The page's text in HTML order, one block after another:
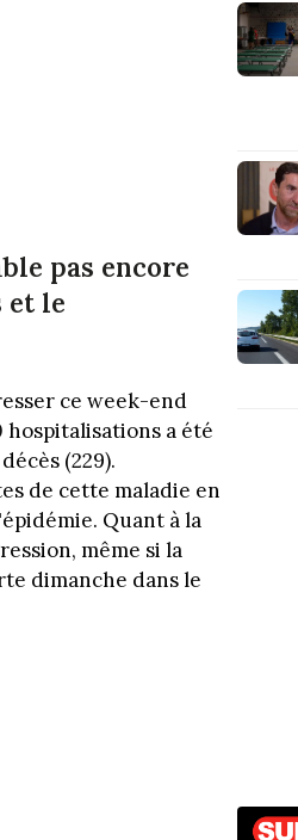
pas encore
et le
ce week-end
hospitalisations a été
(229).
de cette maladie en
Quant à la
même si la
dimanche dans le